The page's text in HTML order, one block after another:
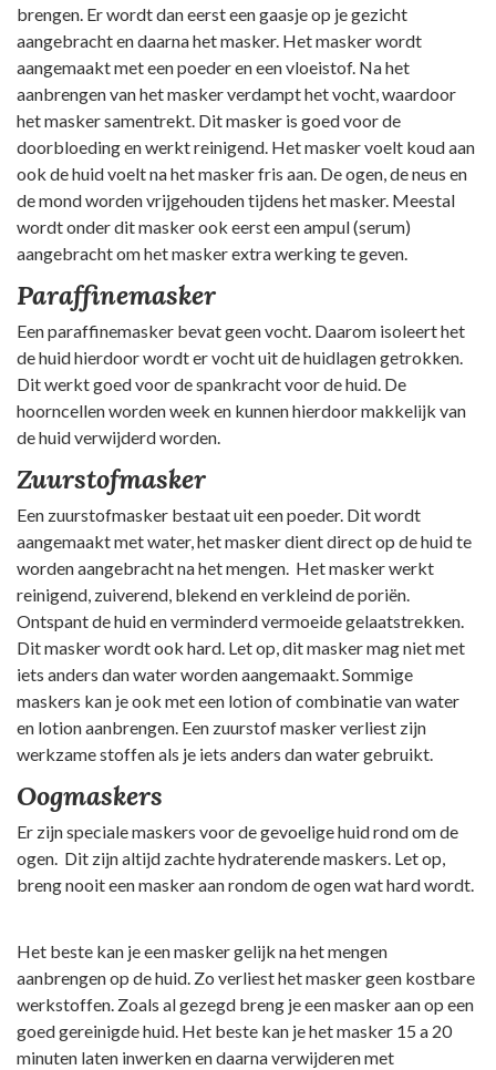
brengen. Er wordt dan eerst een gaasje op je gezicht
aangebracht en daarna het masker. Het masker wordt
aangemaakt met een poeder en een vloeistof. Na het
aanbrengen van het masker verdampt het vocht, waardoor
het masker samentrekt. Dit masker is goed voor de
doorbloeding en werkt reinigend. Het masker voelt koud aan
ook de huid voelt na het masker fris aan. De ogen, de neus en
de mond worden vrijgehouden tijdens het masker. Meestal
wordt onder dit masker ook eerst een ampul (serum)
aangebracht om het masker extra werking te geven.
Paraffinemasker
Een paraffinemasker bevat geen vocht. Daarom isoleert het
de huid hierdoor wordt er vocht uit de huidlagen getrokken.
Dit werkt goed voor de spankracht voor de huid. De
hoorncellen worden week en kunnen hierdoor makkelijk van
de huid verwijderd worden.
Zuurstofmasker
Een zuurstofmasker bestaat uit een poeder. Dit wordt
aangemaakt met water, het masker dient direct op de huid te
worden aangebracht na het mengen. Het masker werkt
reinigend, zuiverend, blekend en verkleind de poriën.
Ontspant de huid en verminderd vermoeide gelaatstrekken.
Dit masker wordt ook hard. Let op, dit masker mag niet met
iets anders dan water worden aangemaakt. Sommige
maskers kan je ook met een lotion of combinatie van water
en lotion aanbrengen. Een zuurstof masker verliest zijn
werkzame stoffen als je iets anders dan water gebruikt.
Oogmaskers
Er zijn speciale maskers voor de gevoelige huid rond om de
ogen. Dit zijn altijd zachte hydraterende maskers. Let op,
breng nooit een masker aan rondom de ogen wat hard wordt.
Het beste kan je een masker gelijk na het mengen
aanbrengen op de huid. Zo verliest het masker geen kostbare
werkstoffen. Zoals al gezegd breng je een masker aan op een
goed gereinigde huid. Het beste kan je het masker 15 a 20
minuten laten inwerken en daarna verwijderen met